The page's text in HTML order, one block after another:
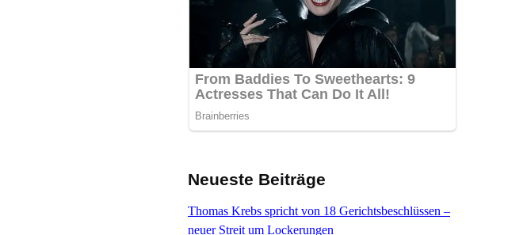
Neueste Beiträge
Thomas Krebs spricht von 18 Gerichtsbeschlüssen –
neuer Streit um Lockerungen